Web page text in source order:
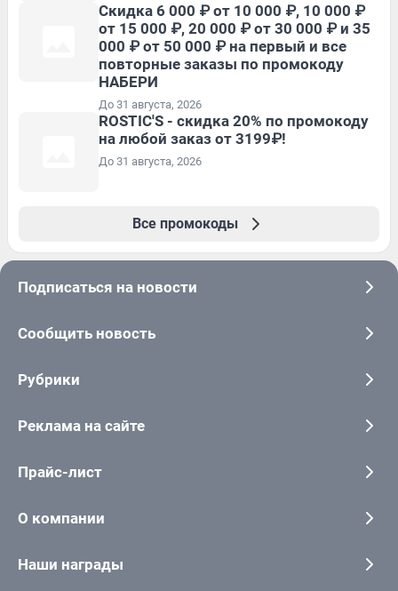
Скидка 6 000 ₽ от 10 000 ₽, 10 000 ₽
от 15 000 ₽, 20 000 ₽ от 30 000 ₽ и 35
000 ₽ от 50 000 ₽ на первый и все
повторные заказы по промокоду
НАБЕРИ
До 31 августа, 2026
ROSTIC'S - скидка 20% по промокоду
на любой заказ от 3199₽!
До 31 августа, 2026
Все промокоды
Подписаться на новости
Сообщить новость
Рубрики
Реклама на сайте
Прайс-лист
О компании
Наши награды